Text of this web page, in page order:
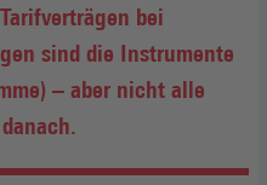
bei
sind die Instrumente
– aber nicht alle